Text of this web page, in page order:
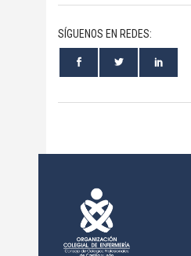
SÍGUENOS EN REDES: